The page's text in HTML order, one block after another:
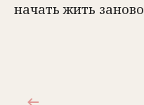
начать жить заново